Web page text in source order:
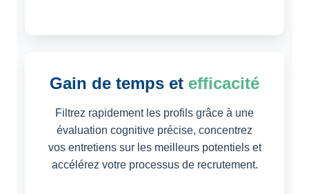
Gain de temps et efficacité
Filtrez rapidement les profils grâce à une
évaluation cognitive précise, concentrez
vos entretiens sur les meilleurs potentiels et
accélérez votre processus de recrutement.